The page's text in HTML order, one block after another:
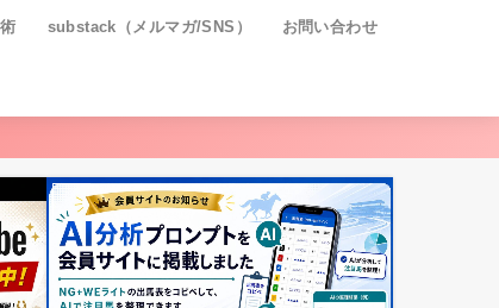
substack（メルマガ/SNS） お問い合わせ